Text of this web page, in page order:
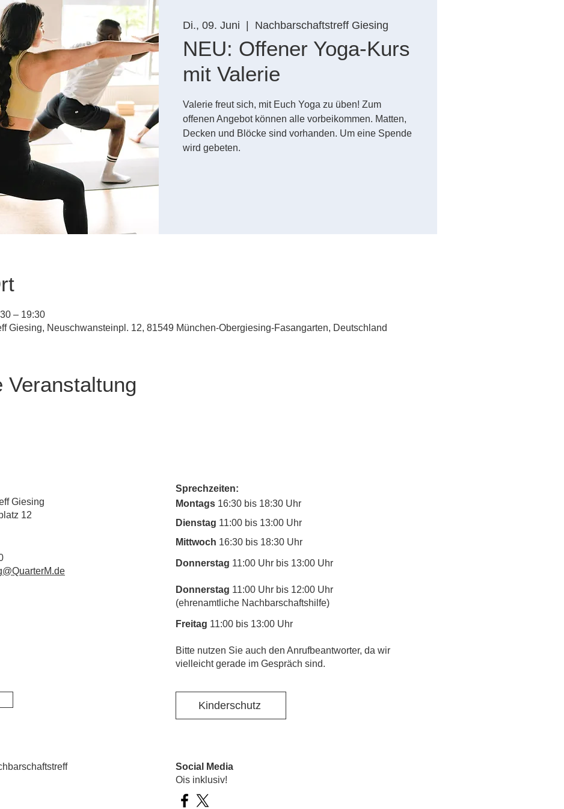
Di., 09. Juni Nachbarschaftstreff Giesing
NEU: Offener Yoga-Kurs
mit Valerie
Valerie freut sich, mit Euch Yoga zu üben! Zum
offenen Angebot können alle vorbeikommen. Matten,
Decken und Blöcke sind vorhanden. Um eine Spende
wird gebeten.
– 19:30
Giesing, Neuschwansteinpl. 12, 81549 München-Obergiesing-Fasangarten, Deutschland
Veranstaltung
Giesing
12
Sprechzeiten:
Montags 16:30 bis 18:30 Uhr
Dienstag 11:00 bis 13:00 Uhr
Mittwoch 16:30 bis 18:30 Uhr
Donnerstag 11:00 Uhr bis 13:00 Uhr
Donnerstag 11:00 Uhr bis 12:00 Uhr
(ehrenamtliche Nachbarschaftshilfe)
Freitag 11:00 bis 13:00 Uhr
​Bitte nutzen Sie auch den Anrufbeantworter, da wir
vielleicht gerade im Gespräch sind.
Kinderschutz
Social Media
Ois inklusiv!